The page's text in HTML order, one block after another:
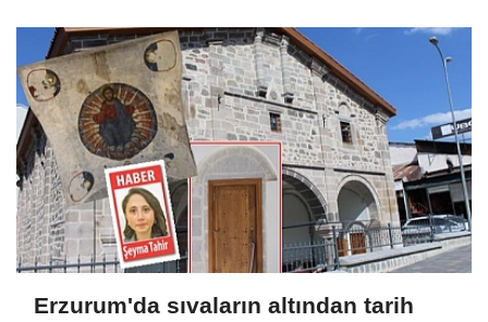
Erzurum'da sıvaların altından tarih